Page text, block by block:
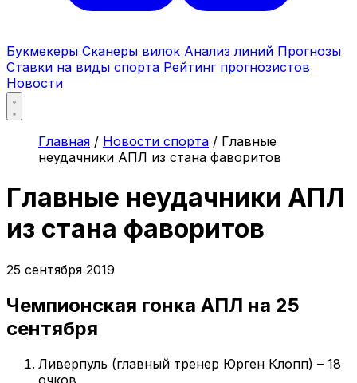
Букмекеры Сканеры вилок Анализ линий Прогнозы
Ставки на виды спорта Рейтинг прогнозистов
Новости
Главная / Новости спорта / Главные
неудачники АПЛ из стана фаворитов
Главные неудачники АПЛ
из стана фаворитов
25 сентября 2019
Чемпионская гонка АПЛ на 25
сентября
Ливерпуль (главный тренер Юрген Клопп) – 18
очков